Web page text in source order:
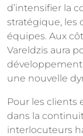
d’intensifier la
stratégique, les
équipes. Aux
Vareldzis aura
développement
une nouvelle
Pour les clients
dans la
interlocuteurs